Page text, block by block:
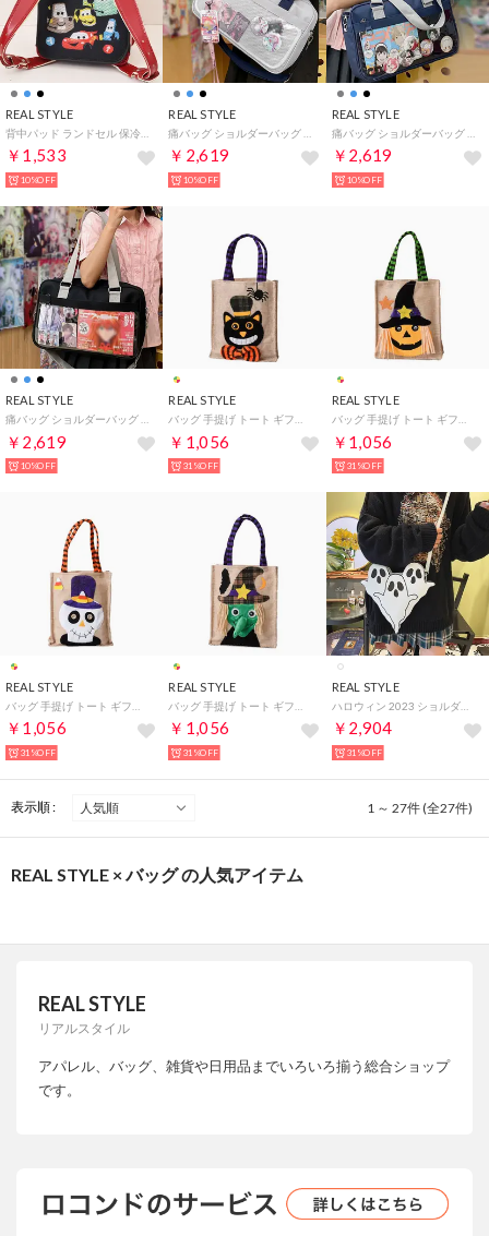
REAL STYLE
￥1,533
10%OFF
REAL STYLE
￥2,619
10%OFF
REAL STYLE
￥2,619
10%OFF
REAL STYLE
￥2,619
10%OFF
REAL STYLE
￥1,056
31%OFF
REAL STYLE
￥1,056
31%OFF
REAL STYLE
￥1,056
31%OFF
REAL STYLE
￥1,056
31%OFF
REAL STYLE
ハロウィン 2023 ショルダーバッグ オバケ おばけ ミニ 斜め掛け コスプレ 仮装 子供 キッズ かわいい （ホワイト）
￥2,904
31%OFF
表示順 : 1 ～ 27件 (全27件)
REAL STYLE × バッグ の人気アイテム
REAL STYLE
リアルスタイル
アパレル、バッグ、雑貨や日用品までいろいろ揃う総合ショップ
です。